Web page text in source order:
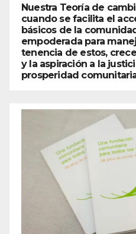
Nuestra Teoría de
cuando se facilita el
básicos de la
empoderada para
tenencia de estos,
y la aspiración a la
prosperidad